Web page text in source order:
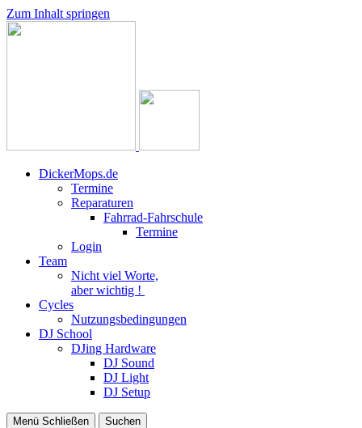
Zum Inhalt springen
DickerMops.de
Termine
Reparaturen
Fahrrad-Fahrschule
Termine
Login
Team
Nicht viel Worte,
aber wichtig !
Cycles
Nutzungsbedingungen
DJ School
DJing Hardware
DJ Sound
DJ Light
DJ Setup
Menü Schließen Suchen